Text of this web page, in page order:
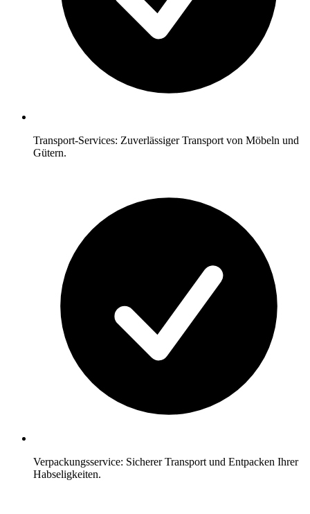
Transport-Services: Zuverlässiger Transport von Möbeln und
Gütern.
Verpackungsservice: Sicherer Transport und Entpacken Ihrer
Habseligkeiten.